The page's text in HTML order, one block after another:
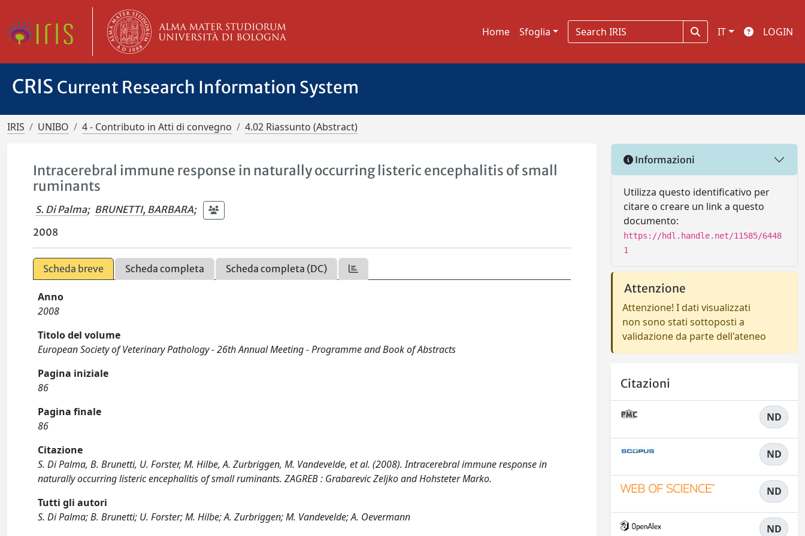
Home Sfoglia IT LOGIN
CRIS Current Research Information System
IRIS UNIBO 4 - Contributo in Atti di convegno 4.02 Riassunto (Abstract)
Intracerebral immune response in naturally occurring listeric encephalitis of small
ruminants
S. Di Palma; BRUNETTI, BARBARA;
2008
Scheda breve Scheda completa Scheda completa (DC)
Anno
2008
Titolo del volume
European Society of Veterinary Pathology - 26th Annual Meeting - Programme and Book of Abstracts
Pagina iniziale
86
Pagina finale
86
Citazione
S. Di Palma, B. Brunetti, U. Forster, M. Hilbe, A. Zurbriggen, M. Vandevelde, et al. (2008). Intracerebral immune response in
naturally occurring listeric encephalitis of small ruminants. ZAGREB : Grabarevic Zeljko and Hohsteter Marko.
Tutti gli autori
S. Di Palma; B. Brunetti; U. Forster; M. Hilbe; A. Zurbriggen; M. Vandevelde; A. Oevermann
Informazioni
Utilizza questo identificativo per
citare o creare un link a questo
documento:
https://hdl.handle.net/11585/6448
1
Attenzione
Attenzione! I dati visualizzati
non sono stati sottoposti a
validazione da parte dell'ateneo
Citazioni
ND
ND
ND
ND